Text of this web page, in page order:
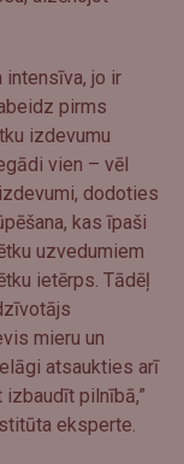
intensīva, jo ir
pirms
izdevumu
vien – vēl
dodoties
kas īpaši
uzvedumiem
ietērps. Tādēļ
mieru un
atsaukties arī
pilnībā,”
eksperte.